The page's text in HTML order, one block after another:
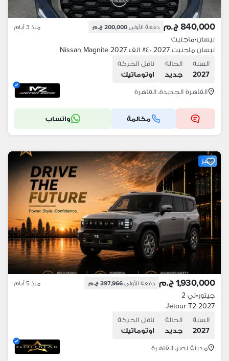
840,000 ج.م دفعة الأولى 200,000 ج.م منذ 3 أيام
نيسان•ماجنيت
نيسان ماجنيت 2027 ٨٤٠ الف Nissan Magnite 2027
السنة
2027
الحالة
جديد
ناقل الحركة
اوتوماتيك
القاهرة الجديدة، القاهرة
مكالمة واتساب
مميز
1,930,000 ج.م دفعة الأولى 397,966 ج.م منذ 5 أيام
جيتور•تي 2
Jetour T2 2027
السنة
2027
الحالة
جديد
ناقل الحركة
اوتوماتيك
مدينة نصر، القاهرة